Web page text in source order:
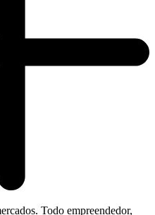
Todo empreendedor,